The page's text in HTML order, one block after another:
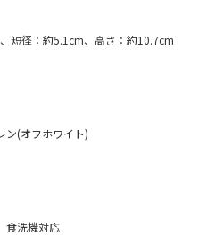
短径：約5.1cm、高さ：約10.7cm
ン(オフホワイト)
洗機対応